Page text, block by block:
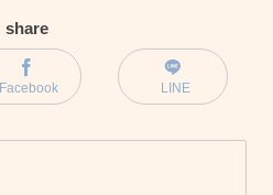
share
Facebook LINE